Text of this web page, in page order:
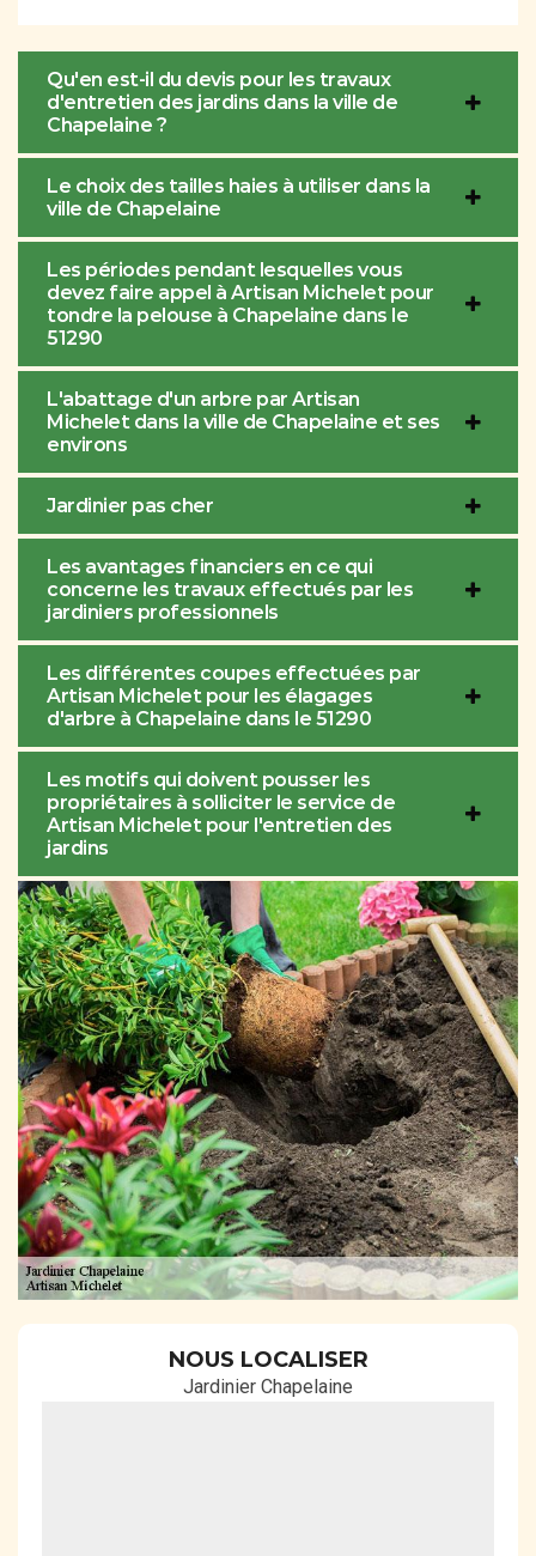
Qu'en est-il du devis pour les travaux
d'entretien des jardins dans la ville de
Chapelaine ?
Le choix des tailles haies à utiliser dans la
ville de Chapelaine
Les périodes pendant lesquelles vous
devez faire appel à Artisan Michelet pour
tondre la pelouse à Chapelaine dans le
51290
L'abattage d'un arbre par Artisan
Michelet dans la ville de Chapelaine et ses
environs
Jardinier pas cher
Les avantages financiers en ce qui
concerne les travaux effectués par les
jardiniers professionnels
Les différentes coupes effectuées par
Artisan Michelet pour les élagages
d'arbre à Chapelaine dans le 51290
Les motifs qui doivent pousser les
propriétaires à solliciter le service de
Artisan Michelet pour l'entretien des
jardins
NOUS LOCALISER
Jardinier Chapelaine